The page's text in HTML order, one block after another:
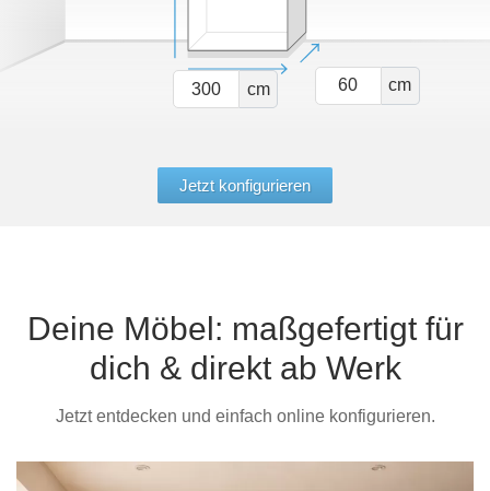
cm cm
Jetzt konfigurieren
Deine Möbel: maßgefertigt für
dich & direkt ab Werk
Jetzt entdecken und einfach online konfigurieren.